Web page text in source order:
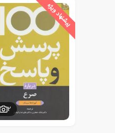
پیشنهاد ویژه
2